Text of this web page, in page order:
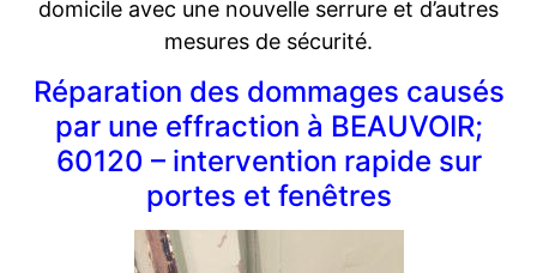
domicile avec une nouvelle serrure et d’autres
mesures de sécurité.
Réparation des dommages causés
par une effraction à BEAUVOIR;
60120 – intervention rapide sur
portes et fenêtres